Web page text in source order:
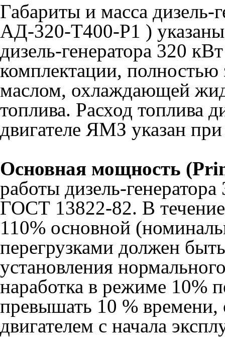
Габариты и масса
АД-320-Т400-Р1 )
дизель-генератора 320
комплектации,
маслом, охлаждающей
топлива. Расход топлива
двигателе ЯМЗ указан
Основная мощность
работы дизель-
ГОСТ 13822-82. В течение
110% основной
перегрузками должен
установления
наработка в режиме 10%
превышать 10 % времени,
двигателем с начала